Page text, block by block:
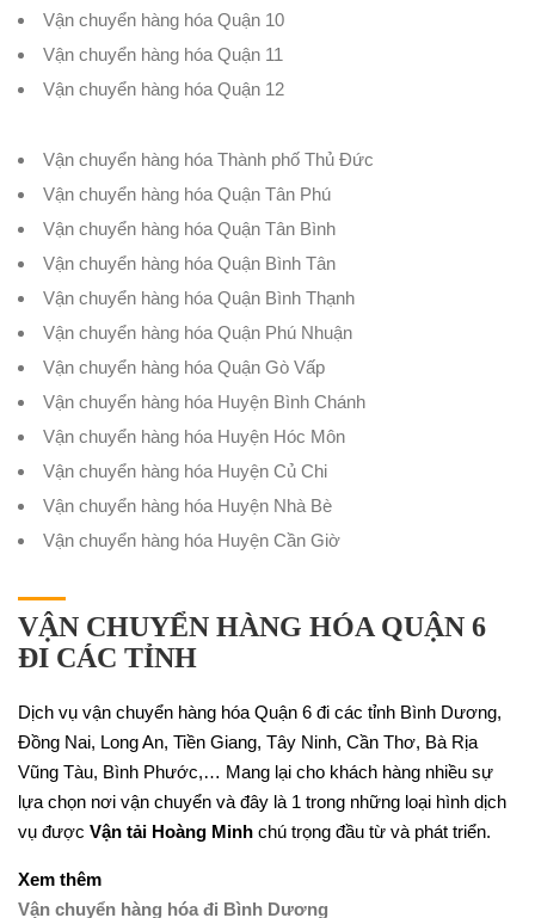
Vận chuyển hàng hóa Quận 10
Vận chuyển hàng hóa Quận 11
Vận chuyển hàng hóa Quận 12
Vận chuyển hàng hóa Thành phố Thủ Đức
Vận chuyển hàng hóa Quận Tân Phú
Vận chuyển hàng hóa Quận Tân Bình
Vận chuyển hàng hóa Quận Bình Tân
Vận chuyển hàng hóa Quận Bình Thạnh
Vận chuyển hàng hóa Quận Phú Nhuận
Vận chuyển hàng hóa Quận Gò Vấp
Vận chuyển hàng hóa Huyện Bình Chánh
Vận chuyển hàng hóa Huyện Hóc Môn
Vận chuyển hàng hóa Huyện Củ Chi
Vận chuyển hàng hóa Huyện Nhà Bè
Vận chuyển hàng hóa Huyện Cần Giờ
VẬN CHUYỂN HÀNG HÓA QUẬN 6
ĐI CÁC TỈNH
Dịch vụ vận chuyển hàng hóa Quận 6 đi các tỉnh Bình Dương,
Đồng Nai, Long An, Tiền Giang, Tây Ninh, Cần Thơ, Bà Rịa
Vũng Tàu, Bình Phước,… Mang lại cho khách hàng nhiều sự
lựa chọn nơi vận chuyển và đây là 1 trong những loại hình dịch
vụ được Vận tải Hoàng Minh chú trọng đầu từ và phát triển.
Xem thêm
Vận chuyển hàng hóa đi Bình Dương